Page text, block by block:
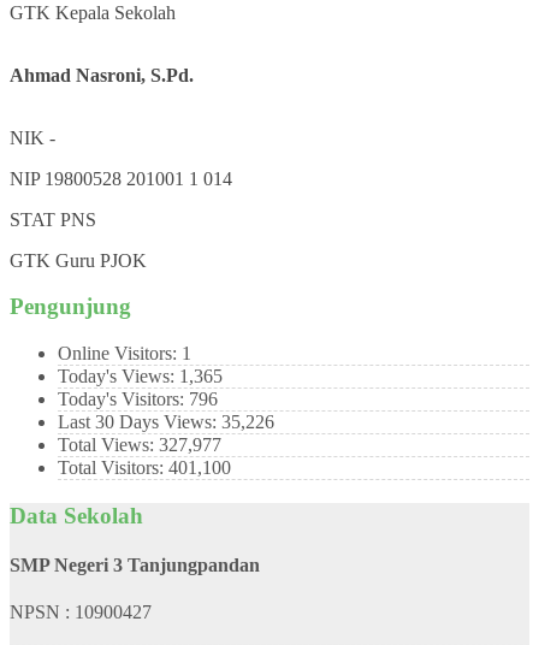
GTK Kepala Sekolah
Ahmad Nasroni, S.Pd.
NIK -
NIP 19800528 201001 1 014
STAT PNS
GTK Guru PJOK
Pengunjung
Online Visitors: 1
Today's Views: 1,365
Today's Visitors: 796
Last 30 Days Views: 35,226
Total Views: 327,977
Total Visitors: 401,100
Data Sekolah
SMP Negeri 3 Tanjungpandan
NPSN : 10900427